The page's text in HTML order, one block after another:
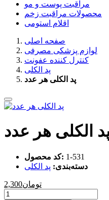
مراقبت پوست و مو
محصولات مراقبت زخم
اقلام استومی
صفحه اصلی
لوازم پزشکی مصرفی
کنترل کننده عفونت
پد الکلی
پد الکلی هر عدد
الکلی هر عدد
کد محصول: ‎1-531
دسته‌بندی: پد الکلی
2,300تومان